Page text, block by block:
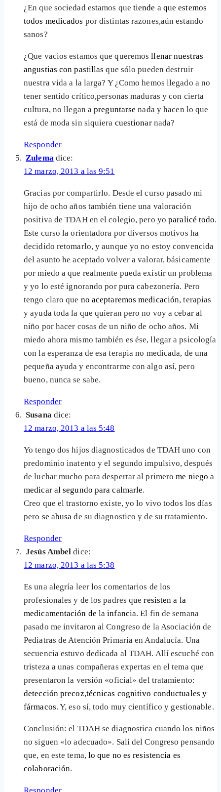
¿En que sociedad estamos que tiende a que estemos
todos medicados por distintas razones,aún estando
sanos?
¿Que vacios estamos que queremosllenar nuestras
angustias con pastillas que sólo pueden destruir
nuestra vida a la larga? Y ¿Como hemos llegado a no
tener sentido crítico,personas maduras y con cierta
cultura, no llegan apreguntarsenada y hacen lo que
está de moda sin siquiera cuestionar nada?
Responder
Zulema dice:
12 marzo, 2013 a las 9:51
Gracias por compartirlo. Desde el curso pasado mi
hijo de ocho años también tiene una valoración
positiva de TDAH en el colegio, pero yoparalicé todo.
Este curso la orientadora por diversos motivos ha
decidido retomarlo, y aunque yo no estoy convencida
del asunto he aceptado volver a valorar, básicamente
por miedo a que realmente pueda existir un problema
y yo lo esté ignorando por pura cabezonería. Pero
tengo claro que no aceptaremos medicación, terapias
y ayuda toda la que quieran pero no voy a cebar al
niño por hacer cosas de un niño de ocho años. Mi
miedo ahora mismo también es ése, llegar a psicología
con la esperanza de esa terapia no medicada, de una
pequeña ayuda y encontrarme con algo así, pero
bueno, nunca se sabe.
Responder
Susana dice:
12 marzo, 2013 a las 5:48
Yo tengo dos hijos diagnosticados de TDAH uno con
predominio inatento y el segundo impulsivo, después
de luchar mucho para despertar al primerome niego a
medicar al segundo para calmarle.
Creo que el trastorno existe, yo lo vivo todos los días
pero se abusade su diagnostico y de su tratamiento.
Responder
Jesús Ambel dice:
12 marzo, 2013 a las 5:38
Es una alegría leer los comentarios de los
profesionales y de los padres queresisten a la
medicamentación de la infancia. El fin de semana
pasado me invitaron al Congreso de la Asociación de
Pediatras de Atención Primaria en Andalucía. Una
secuencia estuvo dedicada al TDAH. Allí escuché con
tristeza a unas compañeras expertas en el tema que
presentaron la versión «oficial» del tratamiento:
detección precoz,técnicas cognitivo conductuales y
fármacos. Y, eso sí, todo muy científico y gestionable.
Conclusión: el TDAH se diagnostica cuando los niños
no siguen «lo adecuado». Salí del Congreso pensando
que, en este tema, lo que no es resistencia es
colaboración.